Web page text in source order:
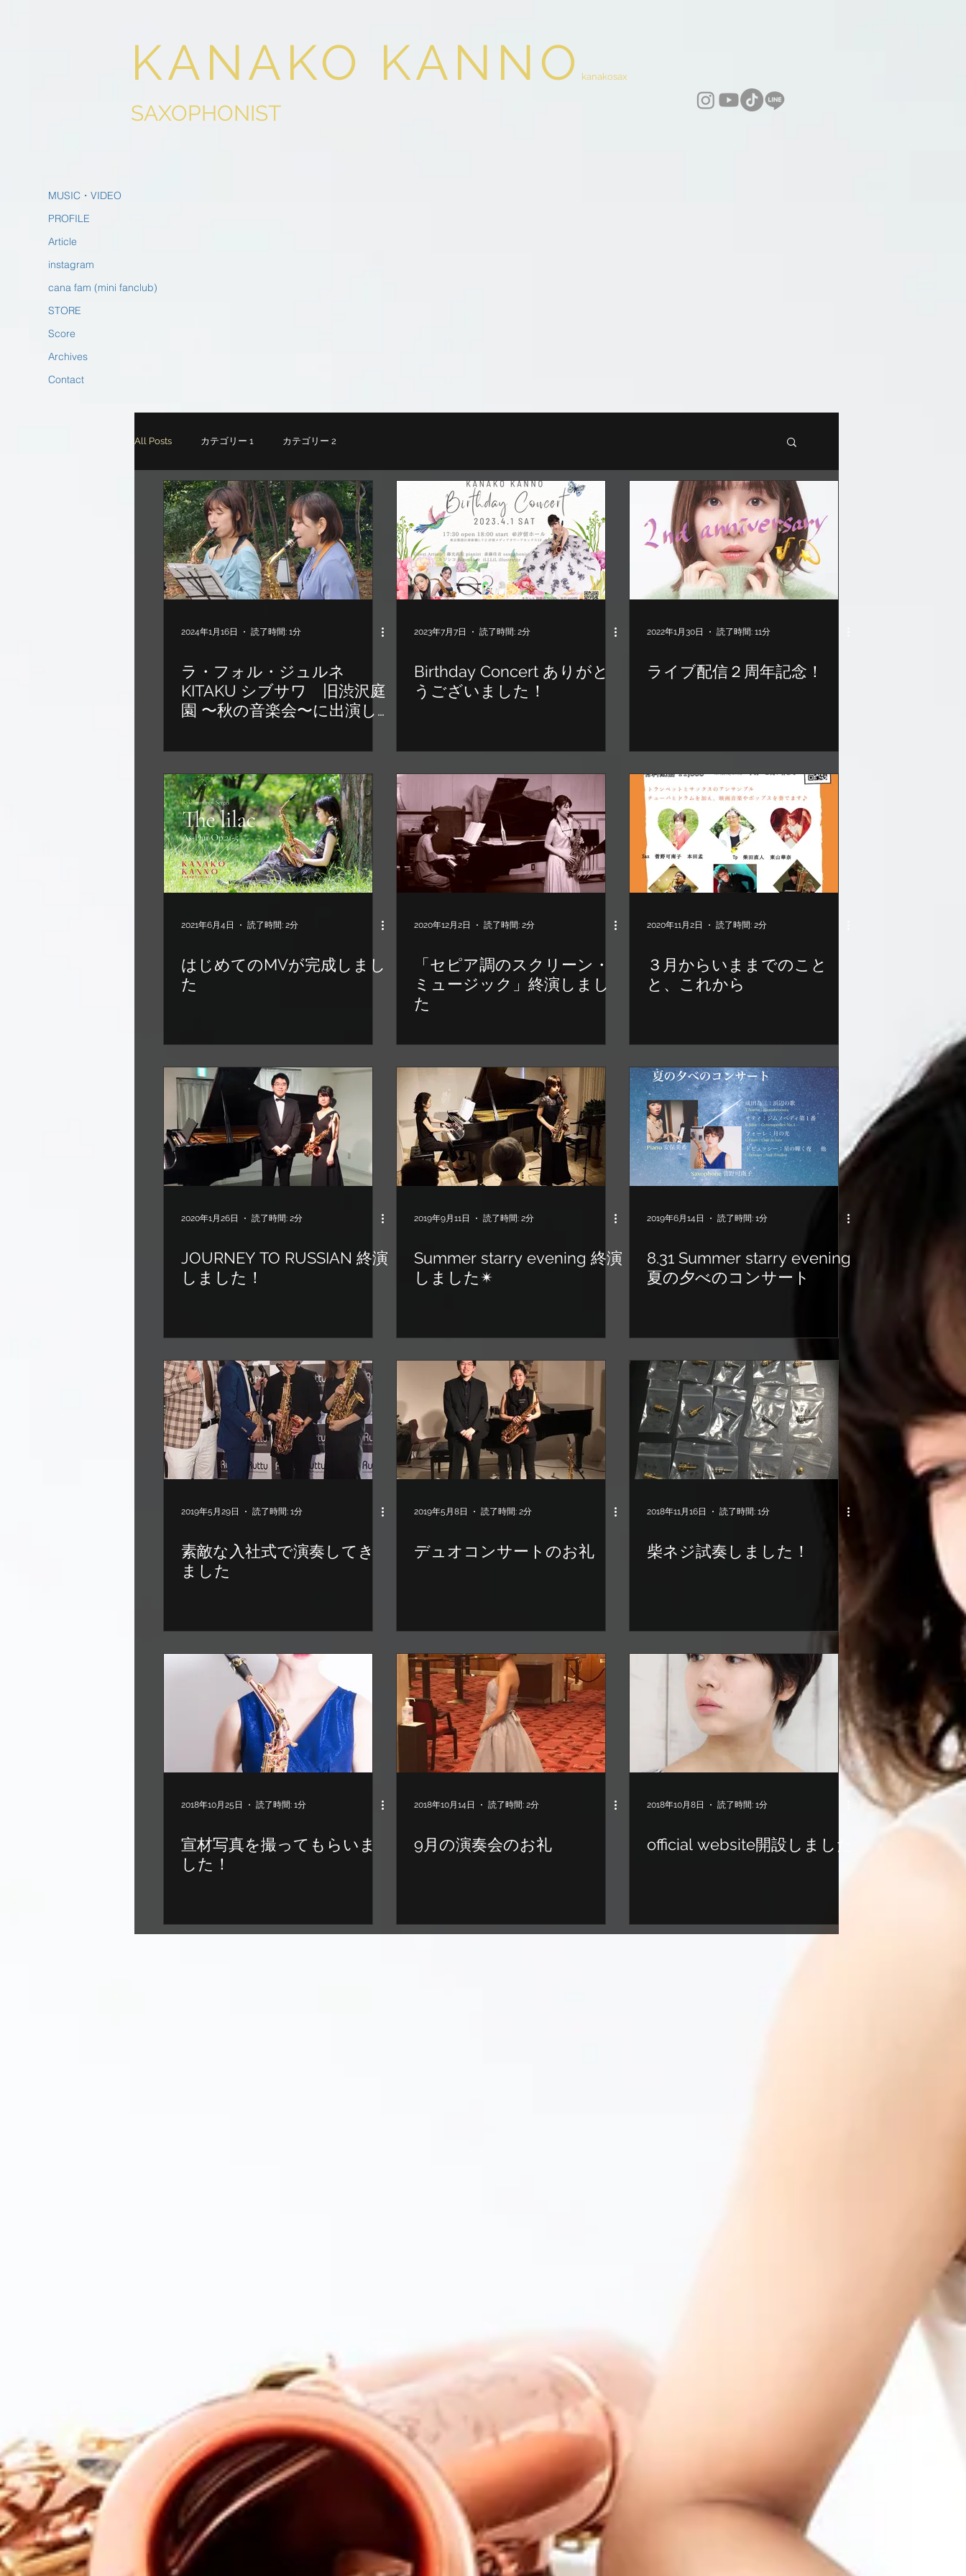
KANAKO KANNO kanakosax
SAXOPHONIST
MUSIC・VIDEO
PROFILE
Article
instagram
cana fam (mini fanclub)
STORE
Score
Archives
Contact
All Posts カテゴリー 1 カテゴリー 2
2024年1月16日 読了時間: 1分
ラ・フォル・ジュルネ
KITAKU シブサワ 旧渋沢庭
園 〜秋の音楽会〜に出演し
2023年7月7日 読了時間: 2分
Birthday Concert ありがと
うございました！
2022年1月30日 読了時間: 11分
ライブ配信２周年記念！
2021年6月4日 読了時間: 2分
はじめてのMVが完成しまし
た
2020年12月2日 読了時間: 2分
「セピア調のスクリーン・
ミュージック」終演しまし
た
2020年11月2日 読了時間: 2分
３月からいままでのこと
と、これから
2020年1月26日 読了時間: 2分
JOURNEY TO RUSSIAN 終演
しました！
2019年9月11日 読了時間: 2分
Summer starry evening 終演
しました✴︎
2019年6月14日 読了時間: 1分
8.31 Summer starry evening
夏の夕べのコンサート
2019年5月29日 読了時間: 1分
素敵な入社式で演奏してき
ました
2019年5月8日 読了時間: 2分
デュオコンサートのお礼
2018年11月16日 読了時間: 1分
柴ネジ試奏しました！
2018年10月25日 読了時間: 1分
宣材写真を撮ってもらいま
した！
2018年10月14日 読了時間: 2分
9月の演奏会のお礼
2018年10月8日 読了時間: 1分
official website開設しました